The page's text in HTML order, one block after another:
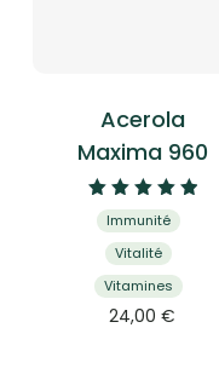
Acerola
Maxima 960
Note
5.00
sur 5
Immunité
Vitalité
Vitamines
24,00€